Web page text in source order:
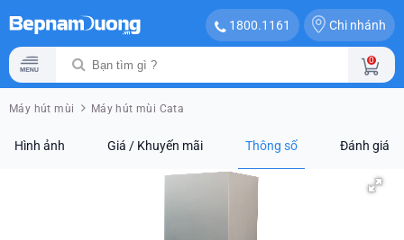
1800.1161 Chi nhánh
0
Máy hút mùi Máy hút mùi Cata
Hình ảnh Giá / Khuyến mãi Thông số Đánh giá